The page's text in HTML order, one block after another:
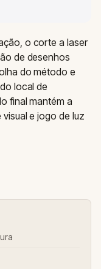
o corte a laser
de desenhos
do método e
local de
final mantém a
e jogo de luz